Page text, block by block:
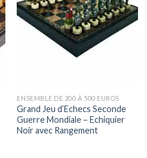
ENSEMBLE DE 200 À 500 EUROS
Grand Jeu d’Echecs Seconde
Guerre Mondiale – Echiquier
Noir avec Rangement